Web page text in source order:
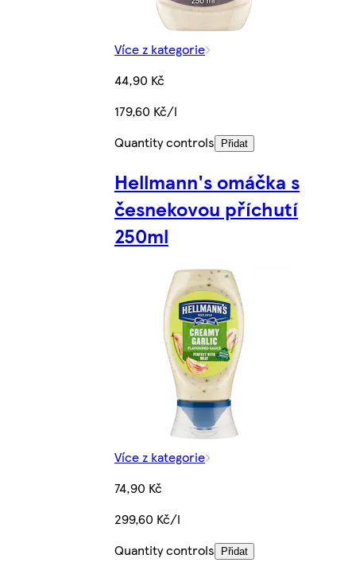
Více z kategorie
44,90 Kč
179,60 Kč/l
Quantity controls
Přidat
Hellmann's omáčka s
česnekovou příchutí
250ml
Více z kategorie
74,90 Kč
299,60 Kč/l
Quantity controls
Přidat